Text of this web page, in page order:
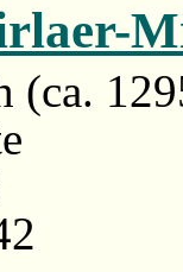
(ca.